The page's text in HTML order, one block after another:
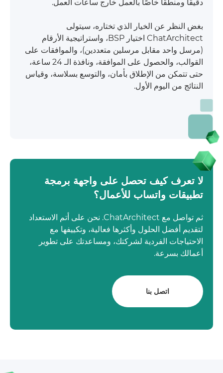
دقيقًا ومنطقًا خاصًا بالعمل خارج ساعات العمل.
بغض النظر عن الخيار الذي تختاره، سيتولى
ChatArchitect اختيار BSP، واستراتيجية الأرقام
(مرسل واحد مقابل مرسلين متعددين)، والموافقات على
القوالب، والحصول على الموافقة، ونافذة الـ 24 ساعة،
حتى تتمكن من الإطلاق بأمان، والتوسع بسلاسة، وقياس
النتائج من اليوم الأول.
لا تعرف كيف تحصل على واجهة برمجة
تطبيقات واتساب للأعمال؟
ثم تواصل مع ChatArchitect. نحن على أتم الاستعداد
لتقديم أفضل الحلول وأكثرها فعالية، وتكييفها مع
الاحتياجات الفردية لشركتك، ومساعدتك على تطوير
أعمالك بسرعة.
اتصل بنا